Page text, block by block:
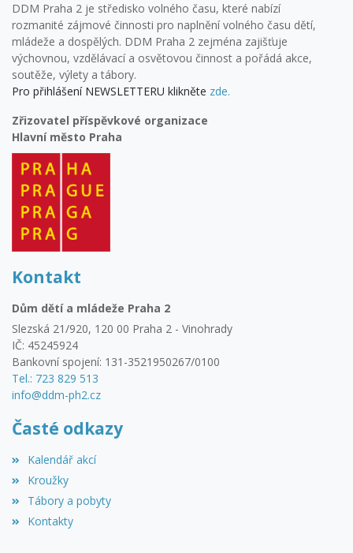
DDM Praha 2 je středisko volného času, které nabízí
rozmanité zájmové činnosti pro naplnění volného času dětí,
mládeže a dospělých. DDM Praha 2 zejména zajišťuje
výchovnou, vzdělávací a osvětovou činnost a pořádá akce,
soutěže, výlety a tábory.
Pro přihlášení NEWSLETTERU klikněte zde.
Zřizovatel příspěvkové organizace
Hlavní město Praha
Kontakt
Dům dětí a mládeže Praha 2
Slezská 21/920, 120 00 Praha 2 - Vinohrady
IČ: 45245924
Bankovní spojení: 131-3521950267/0100
Tel.: 723 829 513
info@ddm-ph2.cz
Časté odkazy
Kalendář akcí
Kroužky
Tábory a pobyty
Kontakty